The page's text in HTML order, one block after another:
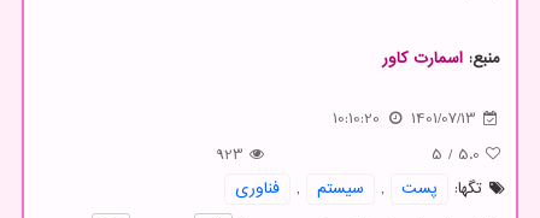
منبع: اسمارت كاور
1401/07/13
10:10:20
5.0
/
5
923
تگها:
پست , سیستم ,
فناوری